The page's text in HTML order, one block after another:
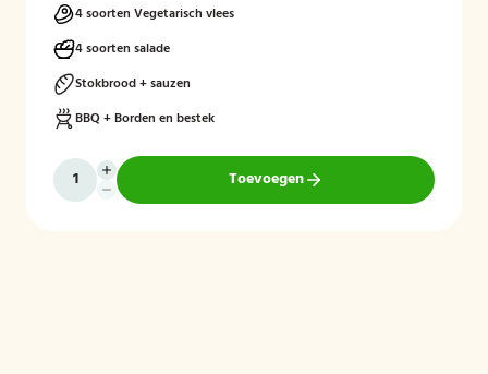
garnalenalternatief en groenteburger. Het arrangement wordt
aangevuld met verschillende salades, sauzen, vers afgebakken
stokbrood en kruidenboter. De barbecue, borden en het bestek zijn
inbegrepen, en de cateringservice verzorgt zowel de bezorging als
het ophalen van de materialen.
4 soorten Vegetarisch vlees
4 soorten salade
Stokbrood + sauzen
BBQ + Borden en bestek
Toevoegen